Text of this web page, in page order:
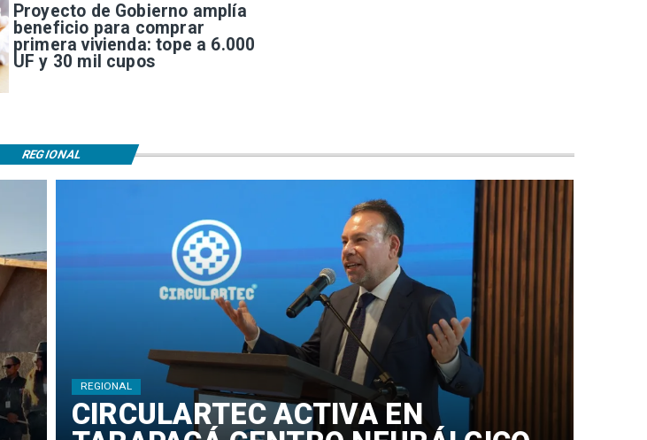
Proyecto de Gobierno amplía
beneficio para comprar
primera vivienda: tope a 6.000
UF y 30 mil cupos
​CIRCULARTEC ACTIVA EN
REGIONAL
REGIONAL